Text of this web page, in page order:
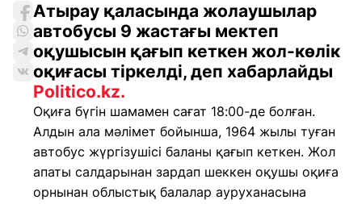
Атырау қаласында жолаушылар
автобусы 9 жастағы мектеп
оқушысын қағып кеткен жол-көлік
оқиғасы тіркелді, деп хабарлайды
Politico.kz.
Оқиға бүгін шамамен сағат 18:00-де болған.
Алдын ала мәлімет бойынша, 1964 жылы туған
автобус жүргізушісі баланы қағып кеткен. Жол
апаты салдарынан зардап шеккен оқушы оқиға
орнынан облыстық балалар ауруханасына